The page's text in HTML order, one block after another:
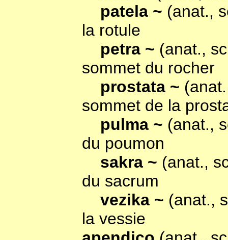
patela ~ (anat.,
la rotule
petra ~ (anat.,
sommet du rocher
prostata ~
sommet de la
pulma ~ (anat.,
du poumon
sakra ~ (anat.,
du sacrum
vezika ~ (anat.,
la vessie